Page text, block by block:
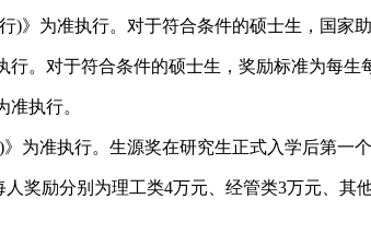
》为准执行。对于符合条件的硕士生，国家
。对于符合条件的硕士生，奖励标准为每生
执行。
为准执行。生源奖在研究生正式入学后第一个
奖励分别为理工类4万元、经管类3万元、其